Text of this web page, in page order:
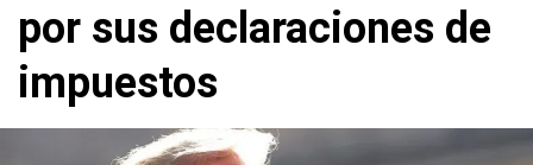
por sus declaraciones de
impuestos